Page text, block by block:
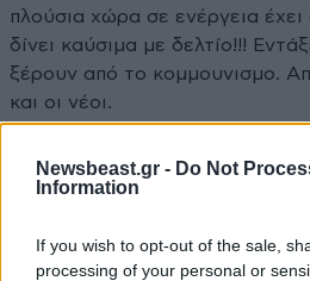
Newsbeast.gr - Do Not
Information
If you wish to opt-out of the sale,
processing of your personal or
πλούσια χώρα σε ενέργεια
δίνει καύσιμα με δελτίο!!!
ξέρουν από το κομμουνισμο.
και οι νέοι.
Ruscism=Nazism